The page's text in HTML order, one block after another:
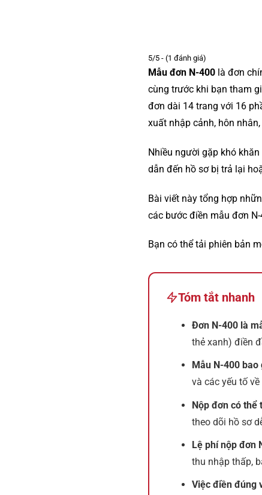
5/5 - (1 đánh giá)
Mẫu đơn N-400 là đơn
cùng trước khi bạn tham
đơn dài 14 trang với 16
xuất nhập cảnh, hôn
Nhiều người gặp khó
dẫn đến hồ sơ bị trả lại
Bài viết này tổng hợp
các bước điền mẫu đơn
Bạn có thể tải phiên bản
Tóm tắt nhanh
Đơn N-400 là
thẻ xanh) điền
Mẫu N-400
và các yếu tố
Nộp đơn có thể
theo dõi hồ sơ
Lệ phí nộp đơn
thu nhập thấp,
Việc điền đúng